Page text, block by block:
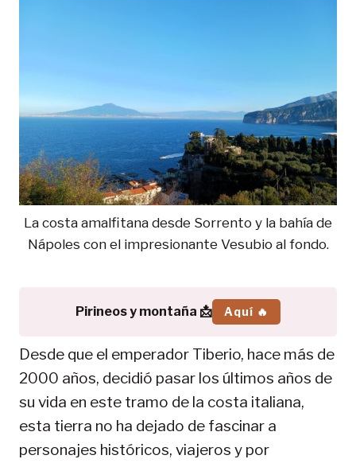
La costa amalfitana desde Sorrento y la bahía de
Nápoles con el impresionante Vesubio al fondo.
Pirineos y montaña 📩 Aquí 🔥
Desde que el emperador Tiberio, hace más de
2000 años, decidió pasar los últimos años de
su vida en este tramo de la costa italiana,
esta tierra no ha dejado de fascinar a
personajes históricos, viajeros y por